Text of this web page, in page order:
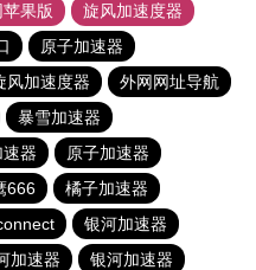
果版
旋风加速度器
原子加速器
风加速度器
外网网址导航
暴雪加速器
器
原子加速器
666
橘子加速器
银河加速器
加速器
银河加速器